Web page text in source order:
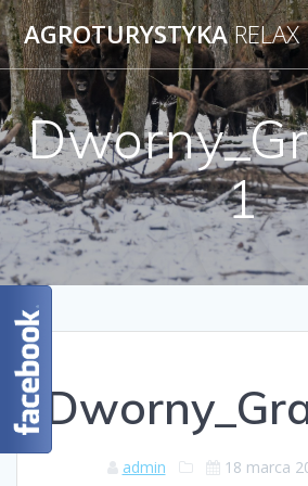
AGROTURYSTYKARELAX
1
admin 18 marca